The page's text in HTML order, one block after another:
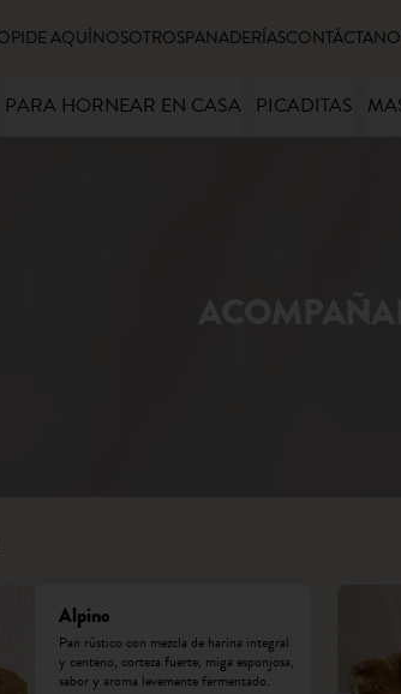
PIDE AQUÍNOSOTROSPANADERÍAS
PARA HORNEAR EN CASA PICADITAS
Alpino
Pan rústico con mezcla de harina integral
y centeno, corteza fuerte, miga esponjosa,
sabor y aroma levemente fermentado.